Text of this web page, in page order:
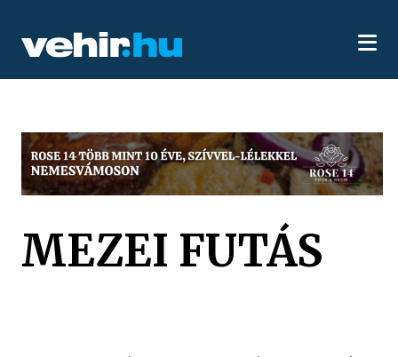
MEZEI FUTÁS